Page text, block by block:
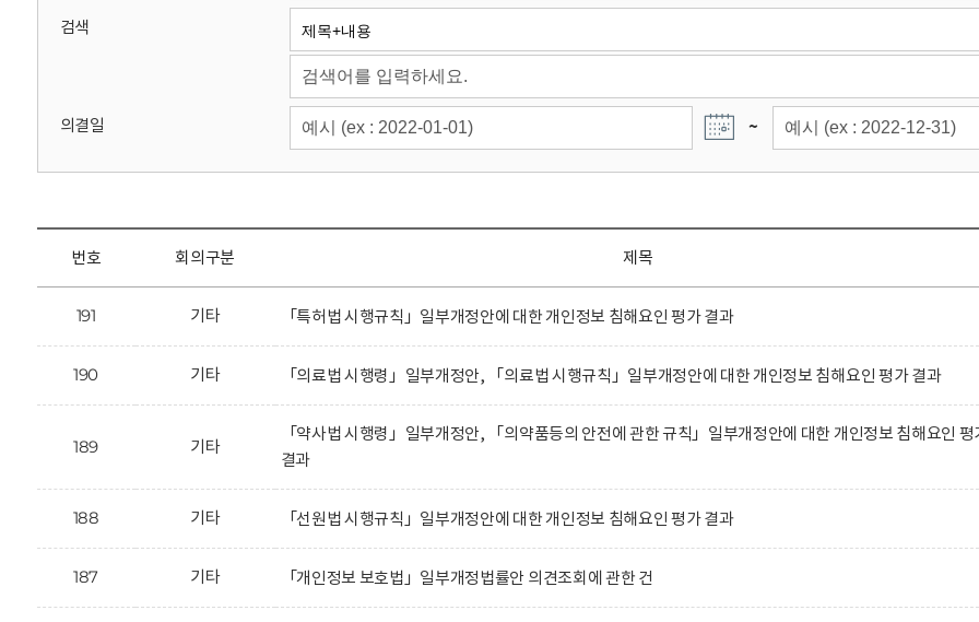
검색
의결일 ~
번호 회의구분 제목
191 기타 「특허법 시행규칙」일부개정안에 대한 개인정보 침해요인 평가 결과
190 기타 「의료법 시행령」일부개정안, 「의료법 시행규칙」일부개정안에 대한 개인정보 침해요인 평가 결과
189 기타
「약사법 시행령」일부개정안, 「의약품등의 안전에 관한 규칙」일부개정안에 대한 개인정보 침해요인 평
결과
188 기타 「선원법 시행규칙」일부개정안에 대한 개인정보 침해요인 평가 결과
187 기타 「개인정보 보호법」일부개정법률안 의견조회에 관한 건